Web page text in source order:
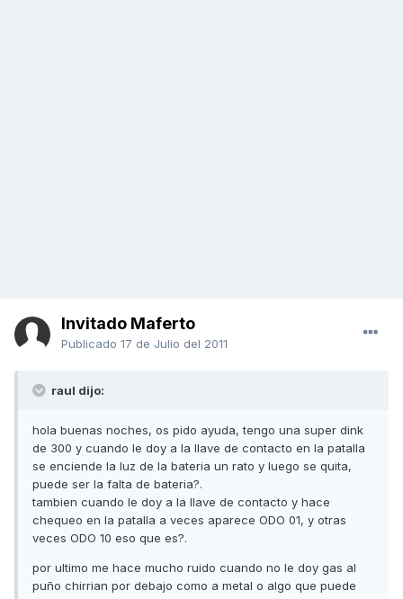
Invitado Maferto
Publicado 17 de Julio del 2011
raul dijo:
hola buenas noches, os pido ayuda, tengo una super dink
de 300 y cuando le doy a la llave de contacto en la patalla
se enciende la luz de la bateria un rato y luego se quita,
puede ser la falta de bateria?.
tambien cuando le doy a la llave de contacto y hace
chequeo en la patalla a veces aparece ODO 01, y otras
veces ODO 10 eso que es?.
por ultimo me hace mucho ruido cuando no le doy gas al
puño chirrian por debajo como a metal o algo que puede